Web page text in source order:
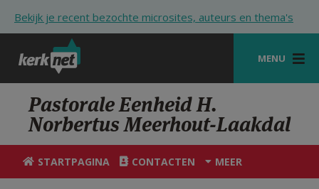
Bekijk je recent bezochte microsites, auteurs en thema's
MENU
STARTPAGINA
KERK
VIERINGEN
Pastorale Eenheid H.
Norbertus Meerhout-Laakdal
STARTPAGINA CONTACTEN MEER